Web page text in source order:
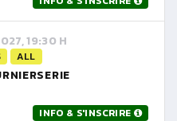
19:30 H
ALL
INFO & S'INSCRIRE